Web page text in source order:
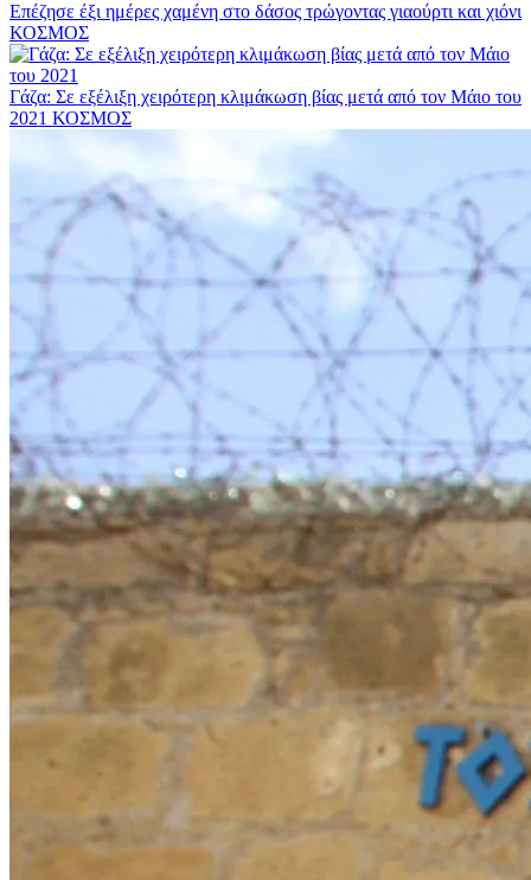
Επέζησε έξι ημέρες χαμένη στο δάσος τρώγοντας γιαούρτι και χιόνι
ΚΟΣΜΟΣ
Γάζα: Σε εξέλιξη χειρότερη κλιμάκωση βίας μετά από τον Μάιο του
2021 ΚΟΣΜΟΣ